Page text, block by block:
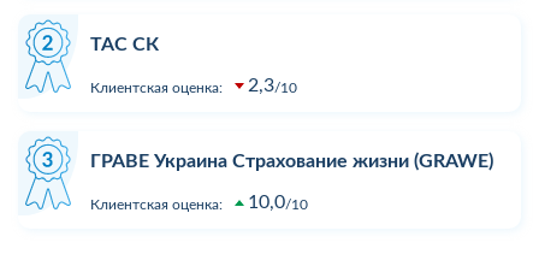
ТАС СК
Клиентская оценка: 2,3 10
ГРАВЕ Украина Страхование жизни (GRAWE)
Клиентская оценка: 10,0 10